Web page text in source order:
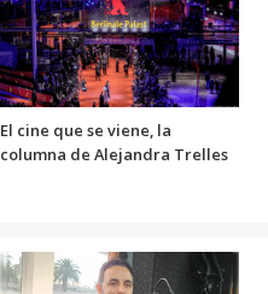
El cine que se viene, la
columna de Alejandra Trelles